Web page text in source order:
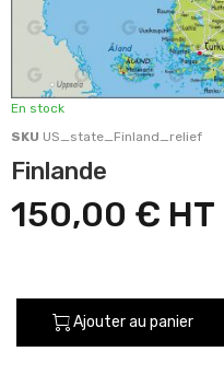
En stock
SKU US_state_Finland_relief
Finlande
150,00 €
Ajouter au panier